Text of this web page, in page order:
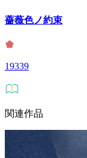
薔薇色ノ約束
19339
関連作品